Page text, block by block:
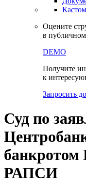
API
в
Суд по